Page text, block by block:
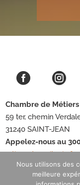
 
Chambre de
59 ter, chemin
31240 SAINT-JEAN
Appelez-nous au
artisanat-occitanie.fr
Nous utilisons des
meilleure